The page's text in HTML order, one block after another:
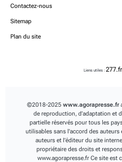
Contactez-nous
Sitemap
Plan du site
Liens utiles : 277.fr|
©2018-2025 www.agorapresse.fr
de reproduction, d’adaptation et
partielle réservés pour tous les
utilisables sans l'accord des auteurs
auteurs et l’éditeur du site
propriétaire des droits et
www.agorapresse.fr Ce site est